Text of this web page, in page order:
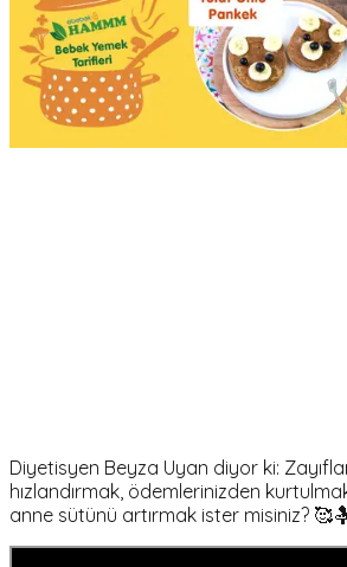
Diyetisyen Beyza Uyan diyor ki:
hızlandırmak, ödemlerinizden
anne sütünü artırmak ister misiniz?